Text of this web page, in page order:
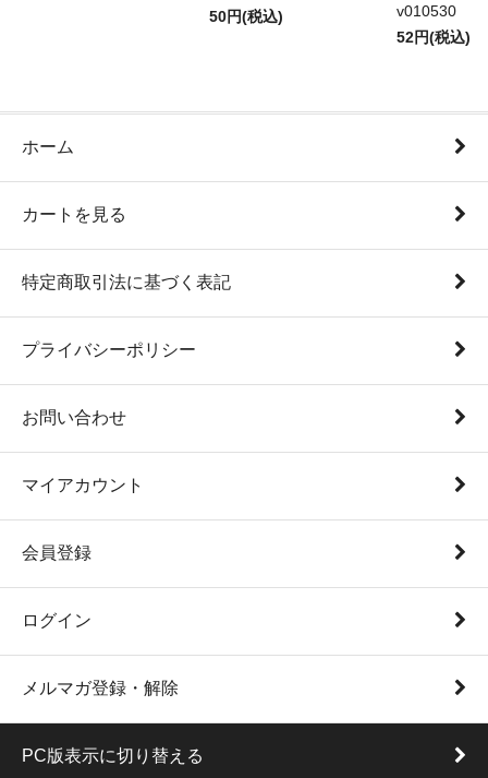
50円(税込)
v010530
52円(税込)
ホーム
カートを見る
特定商取引法に基づく表記
プライバシーポリシー
お問い合わせ
マイアカウント
会員登録
ログイン
メルマガ登録・解除
PC版表示に切り替える